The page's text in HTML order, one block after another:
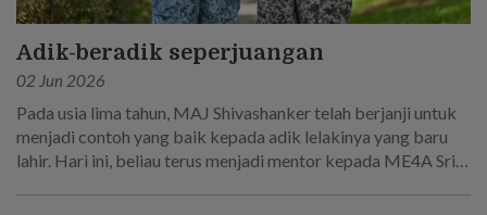
Adik-beradik seperjuangan
02 Jun 2026
Pada usia lima tahun, MAJ Shivashanker telah berjanji untuk
menjadi contoh yang baik kepada adik lelakinya yang baru
lahir. Hari ini, beliau terus menjadi mentor kepada ME4A Sri